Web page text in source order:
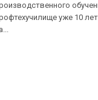
уже 10